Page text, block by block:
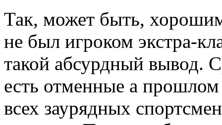
Так, может быть,
не был игроком экстра-
такой абсурдный вывод.
есть отменные а
всех заурядных